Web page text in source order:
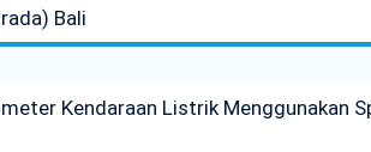
Bali
Kendaraan Listrik Menggunakan